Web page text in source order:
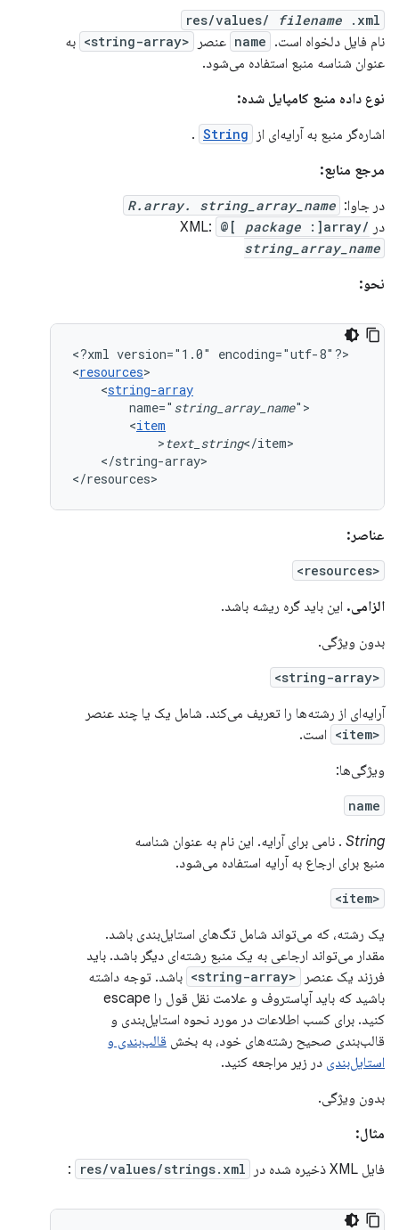
res/values/ filename .xml
نام فایل دلخواه است. name عنصر <string-array>
به
عنوان شناسه منبع استفاده می‌شود.
نوع داده منبع کامپایل شده:
اشاره‌گر منبع به آرایه‌ای از
String
.
مرجع منابع:
در جاوا: R.array. string_array_name
در XML: @[ package :]array/
string_array_name
نحو:
<?xml version="1.0"
encoding="utf-8"?>
<resources
<string-array
name=" string_array_name
<item
>text_string
</string-array>
</resources>
عناصر:
<resources>
الزامی. این باید گره ریشه باشد.
بدون ویژگی.
<string-array>
آرایه‌ای از رشته‌ها را تعریف می‌کند. شامل یک یا چند عنصر
<item>
است.
ویژگی‌ها:
name
String . نامی برای آرایه. این نام به عنوان شناسه
منبع برای ارجاع به آرایه استفاده می‌شود.
<item>
یک رشته، که می‌تواند شامل تگ‌های استایل‌بندی باشد.
مقدار می‌تواند ارجاعی به یک منبع رشته‌ای دیگر باشد. باید
فرزند یک عنصر
<string-array>
باشد. توجه داشته
باشید که باید آپاستروف و علامت نقل قول را escape
کنید. برای کسب اطلاعات در مورد نحوه استایل‌بندی و
قالب‌بندی صحیح رشته‌های خود، به بخش قالب‌بندی و
استایل‌بندی در زیر مراجعه کنید.
بدون ویژگی.
مثال:
فایل XML ذخیره شده در
res/values/strings.xml
: